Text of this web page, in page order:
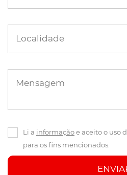
Localidade
Mensagem
Li a informaçãoe aceito o uso
para os fins mencionados.